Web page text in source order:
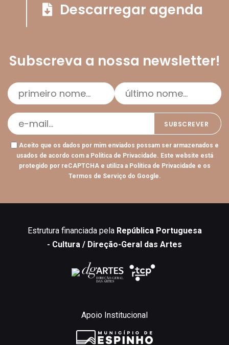
Subscreva a nossa newsletter!
Aceito que os dados por mim enviados possam ser armazenados e
usados de acordo com a Política de Privacidade. Este website está
protegido por reCAPTCHA e utiliza a Política de Privacidade e os
Termos de Serviço do Google.
Descarregar agenda
Estrutura financiada pela República Portuguesa
- Cultura / Direção-Geral das Artes
Apoio Institucional